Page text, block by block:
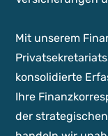
Mit unserem
konsolidierte
Ihre
der